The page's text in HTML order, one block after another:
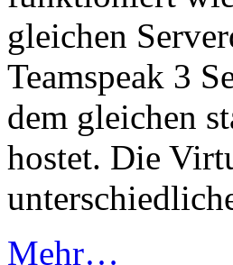
gleichen
Teamspeak 3
dem gleichen
hostet. Die
Mehr…